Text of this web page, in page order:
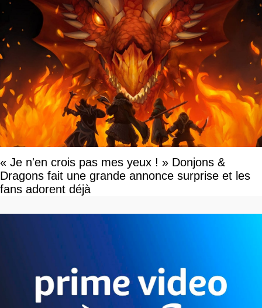
« Je n'en crois pas mes yeux ! » Donjons &
Dragons fait une grande annonce surprise et les
fans adorent déjà